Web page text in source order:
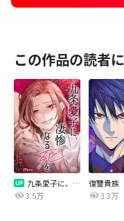
この作品の読者
九条愛子に、凄惨なる死を【タテヨミ】
3.5万
3.3万